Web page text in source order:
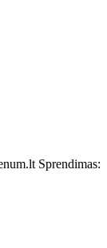
Sprendimas: